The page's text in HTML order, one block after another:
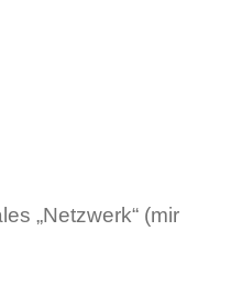
„Netzwerk“ (mir